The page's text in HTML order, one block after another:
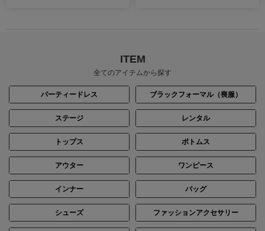
ITEM
全てのアイテムから探す
パーティードレス ブラックフォーマル（喪服）
ステージ レンタル
トップス ボトムス
アウター ワンピース
インナー バッグ
シューズ ファッションアクセサリー